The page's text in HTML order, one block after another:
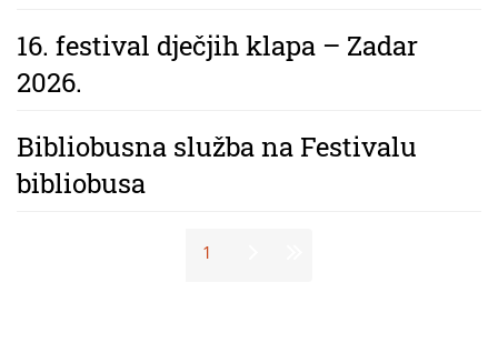
16. festival dječjih klapa – Zadar
2026.
Bibliobusna služba na Festivalu
bibliobusa
1